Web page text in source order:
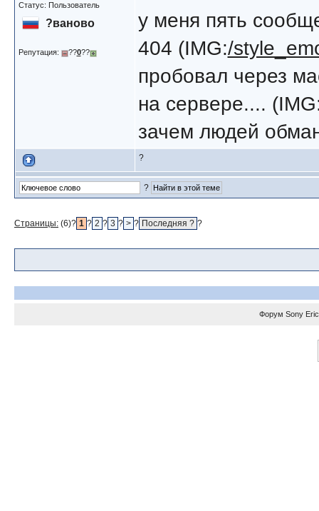
Статус: Пользователь
?ваново
Репутация: ??0??
у меня пять
404 (IMG:/
пробовал через
на сервере....
зачем людей
?
?
Страницы: (6)? 1 ? 2 ? 3 ? > ? Последняя ? ?
Форум Sony